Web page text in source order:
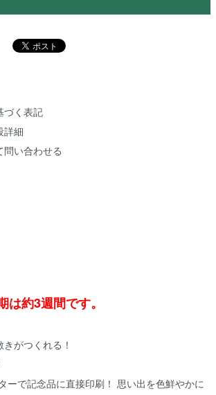
づく表記
詳細
問い合わせる
は約3週間です。
がつくれる！
ーで記念品に直接印刷！ 思い出を色鮮やかに